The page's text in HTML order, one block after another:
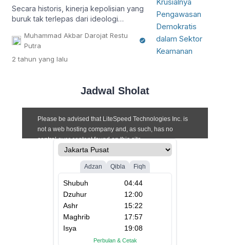
Secara historis, kinerja kepolisian yang
buruk tak terlepas dari ideologi
Ketiga.Muhammad Akbar Darojat Restu
Putra
2 tahun yang lalu
Jadwal Sholat